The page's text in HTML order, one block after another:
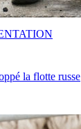
la flotte russe